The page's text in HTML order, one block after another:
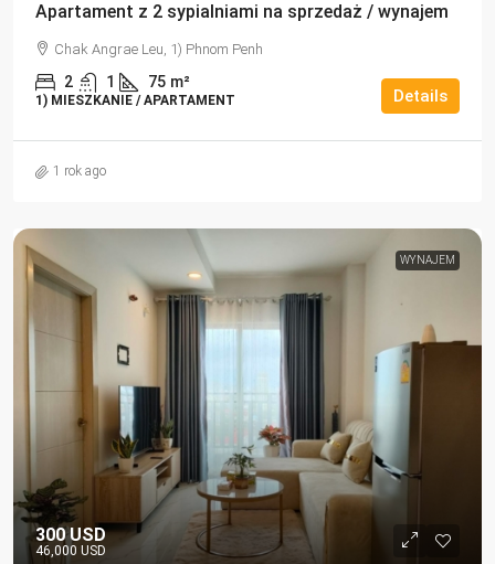
Apartament z 2 sypialniami na sprzedaż / wynajem
Chak Angrae Leu, 1) Phnom Penh
2 1 75 m²
1) MIESZKANIE / APARTAMENT Details
1 rok ago
WYNAJEM
300 USD
46,000 USD